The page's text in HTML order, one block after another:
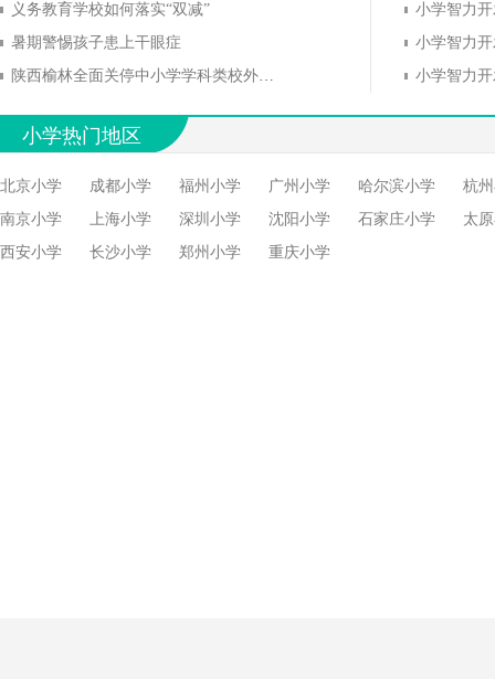
义务教育学校如何落实“双减”
暑期警惕孩子患上干眼症
陕西榆林全面关停中小学学科类校外培训
小学智力
小学热门地区
北京小学 成都小学 福州小学 广州小学 哈尔滨小学
杭
南京小学
上海小学 深圳小学 沈阳小学 石家庄小学
太
西安小学
长沙小学 郑州小学 重庆小学